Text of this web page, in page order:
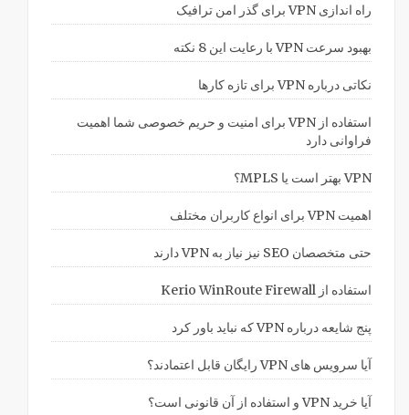
راه اندازی VPN برای گذر امن ترافیک
بهبود سرعت VPN با رعایت این 8 نکته
نکاتی درباره VPN برای تازه کارها
استفاده از VPN برای امنیت و حریم خصوصی شما اهمیت
فراوانی دارد
VPN بهتر است یا MPLS؟
اهمیت VPN برای انواع کاربران مختلف
حتی متخصصان SEO نیز نیاز به VPN دارند
استفاده از Kerio WinRoute Firewall
پنج شایعه درباره VPN که نباید باور کرد
آیا سرویس های VPN رایگان قابل اعتمادند؟
آیا خرید VPN و استفاده از آن قانونی است؟